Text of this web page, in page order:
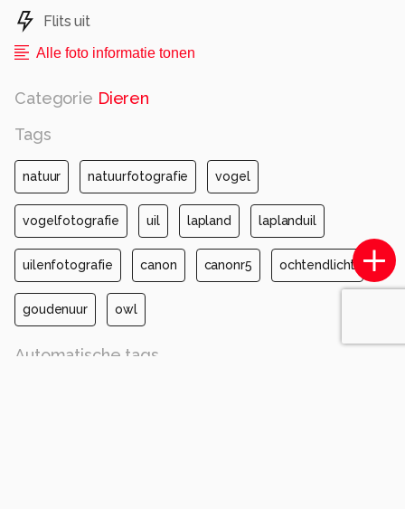
Flits uit
Alle foto informatie tonen
Categorie Dieren
Tags
natuur natuurfotografie vogel
vogelfotografie uil lapland laplanduil
uilenfotografie canon canonr5 ochtendlicht
goudenuur owl
Automatische tags